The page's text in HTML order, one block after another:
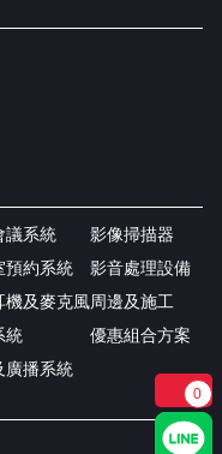
議系統
預約系統
機及麥克風
統
廣播系統
影像掃描器
影音處理設備
周邊及施工
優惠組合方案
0